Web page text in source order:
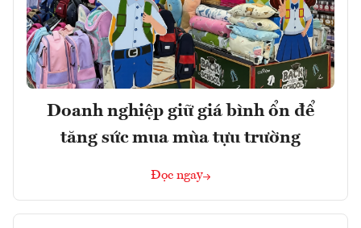
Doanh nghiệp giữ giá bình ổn để
tăng sức mua mùa tựu trường
Đọc ngay